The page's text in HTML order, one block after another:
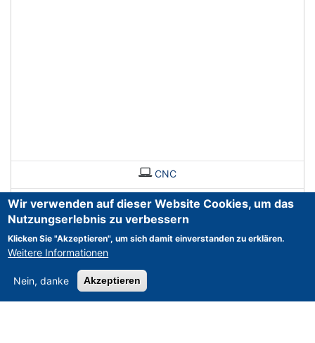
CNC
Wir verwenden auf dieser Website Cookies, um das
Nutzungserlebnis zu verbessern
Klicken Sie "Akzeptieren", um sich damit einverstanden zu erklären.
Weitere Informationen
Nein, danke Akzeptieren